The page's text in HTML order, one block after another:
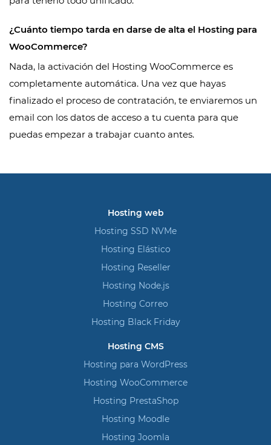
¿Cuánto tiempo tarda en darse de alta el Hosting para
WooCommerce?
Nada, la activación del Hosting WooCommerce es
completamente automática. Una vez que hayas
finalizado el proceso de contratación, te enviaremos un
email con los datos de acceso a tu cuenta para que
puedas empezar a trabajar cuanto antes.
Hosting web
Hosting SSD NVMe
Hosting Elástico
Hosting Reseller
Hosting Node.js
Hosting Correo
Hosting Black Friday
Hosting CMS
Hosting para WordPress
Hosting WooCommerce
Hosting PrestaShop
Hosting Moodle
Hosting Joomla